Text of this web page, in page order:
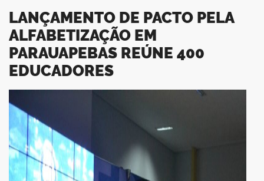
portal
LANÇAMENTO DE PACTO PELA
ALFABETIZAÇÃO EM
PARAUAPEBAS REÚNE 400
EDUCADORES